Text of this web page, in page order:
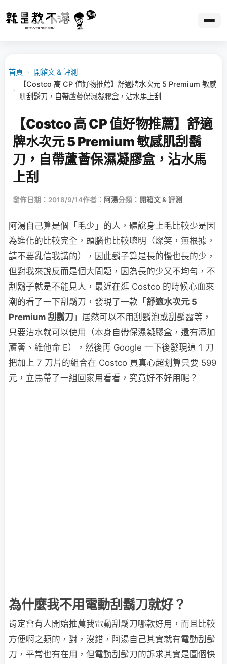
首頁 › 開箱文 & 評測
›
【Costco 高 CP 值好物推薦】舒適牌水次元 5 Premium 敏感
肌刮鬍刀，自帶蘆薈保濕凝膠盒，沾水馬上刮
【Costco 高 CP 值好物推薦】舒適
牌水次元 5 Premium 敏感肌刮鬍
刀，自帶蘆薈保濕凝膠盒，沾水馬
上刮
發佈日期：2018/9/14作者： 阿湯分類： 開箱文 & 評測
阿湯自己算是個「毛少」的人，聽說身上毛比較少是因
為進化的比較完全，頭腦也比較聰明（燦笑，無根據，
請不要亂信我講的），因此鬍子算是長的慢也長的少，
但對我來說反而是個大問題，因為長的少又不均勻，不
刮鬍子就是不能見人，最近在逛 Costco 的時候心血來
潮的看了一下刮鬍刀，發現了一款「 舒適水次元 5
Premium 刮鬍刀 」居然可以不用刮鬍泡或刮鬍露等，
只要沾水就可以使用（本身自帶保濕凝膠盒，還有添加
蘆薈、維他命 E），然後再 Google 一下後發現這 1 刀
把加上 7 刀片的組合在 Costco 買真心超划算只要 599
元，立馬帶了一組回家用看看，究竟好不好用呢？
為什麼我不用電動刮鬍刀就好？
肯定會有人開始推薦我電動刮鬍刀哪款好用，而且比較
方便啊之類的，對，沒錯，阿湯自己其實就有電動刮鬍
刀，平常也有在用，但電動刮鬍刀的訴求其實是圖個快